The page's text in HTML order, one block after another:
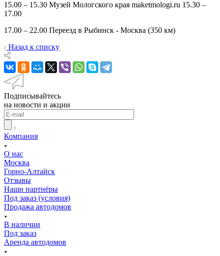
15.00 – 15.30 Музей Мологского края maketmologi.ru 15.30 –
17.00
17.00 – 22.00 Переезд в Рыбинск - Москва (350 км)
Назад к списку
Подписывайтесь
на новости и акции
Компания
О нас
Москва
Горно-Алтайск
Отзывы
Наши партнёры
Под заказ (условия)
Продажа автодомов
В наличии
Под заказ
Аренда автодомов